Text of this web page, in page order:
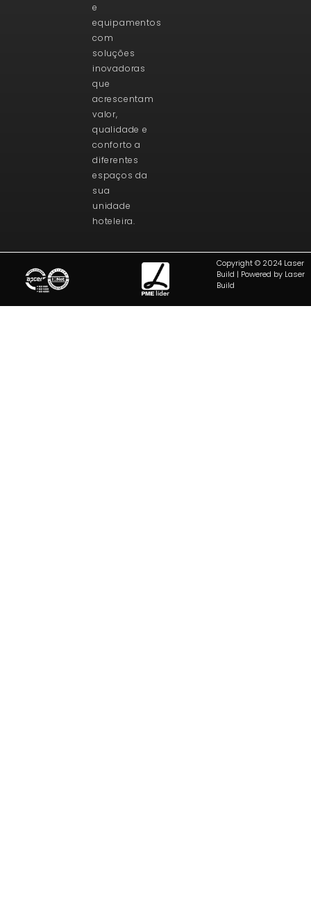
e
equipamentos
com
soluções
inovadoras
que
acrescentam
valor,
qualidade e
conforto a
diferentes
espaços da
sua
unidade
hoteleira.
Copyright © 2024 Laser
Build | Powered by Laser
Build